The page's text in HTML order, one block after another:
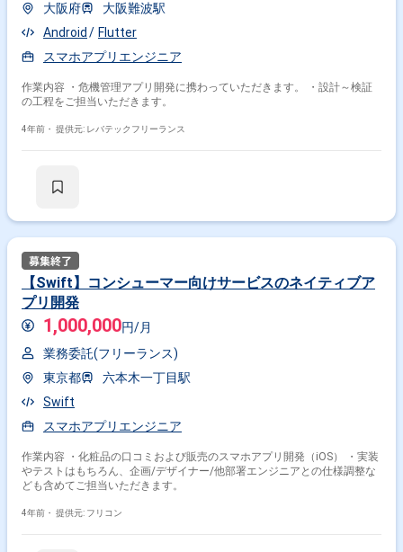
大阪府
大阪難波駅
Android
Flutter
スマホアプリエンジニア
作業内容 ・危機管理アプリ開発に携わっていただきます。 ・設計～検証
の工程をご担当いただきます。
4年前・ 提供元: レバテックフリーランス
【Swift】コンシューマー向けサービスのネイティブア
プリ開発
1,000,000円/月
業務委託(フリーランス)
東京都
六本木一丁目駅
Swift
スマホアプリエンジニア
作業内容 ・化粧品の口コミおよび販売のスマホアプリ開発（iOS） ・実装
やテストはもちろん、企画/デザイナー/他部署エンジニアとの仕様調整な
ども含めてご担当いただきます。
4年前・ 提供元: フリコン